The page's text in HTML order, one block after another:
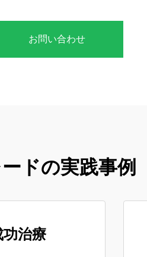
お問い合わせ
ドの実践事例
治療